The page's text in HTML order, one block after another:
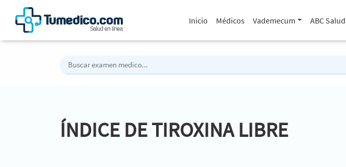
Inicio Médicos Vademecum ABC Salud
ÍNDICE DE TIROXINA LIBRE